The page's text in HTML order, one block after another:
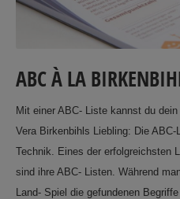
ABC À LA
Mit einer ABC- Liste kannst du
Vera Birkenbihls Liebling: Die
Technik. Eines der erfolgreichsten
sind ihre ABC- Listen. Während
Land- Spiel die gefundenen